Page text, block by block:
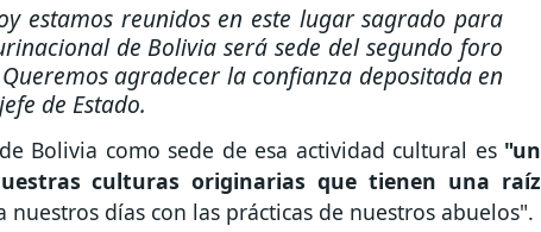
estamos reunidos en este lugar sagrado para
de Bolivia será sede del segundo foro
agradecer la confianza depositada en
de Estado.
Bolivia como sede de esa actividad cultural es "un
culturas originarias que tienen una raíz
nuestros días con las prácticas de nuestros abuelos".